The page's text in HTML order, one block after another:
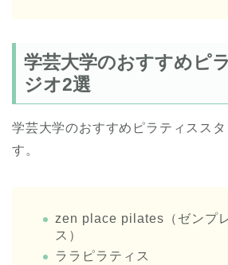
学芸大学のおすすめピ
ジオ2選
学芸大学のおすすめピラティスス
す。
zen place pilates（ゼンプ
ス）
ララピラティス